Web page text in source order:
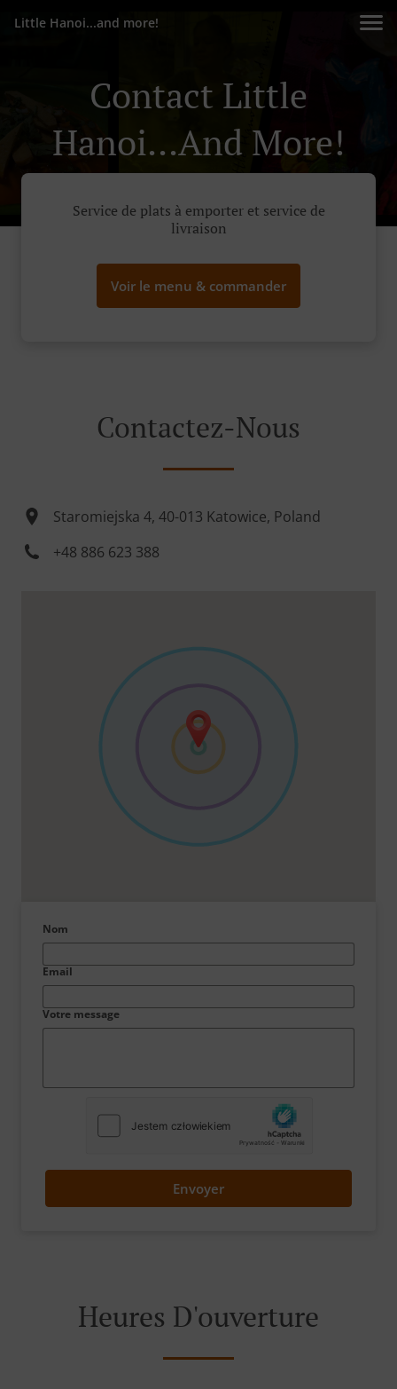
Little Hanoi...and more!
Contact Little
Hanoi...and More!
Service de plats à emporter et service de
livraison
Voir le menu & commander
Contactez-Nous
Staromiejska 4, 40-013 Katowice, Poland
+48 886 623 388
Nom
Email
Votre message
Envoyer
Heures D'ouverture